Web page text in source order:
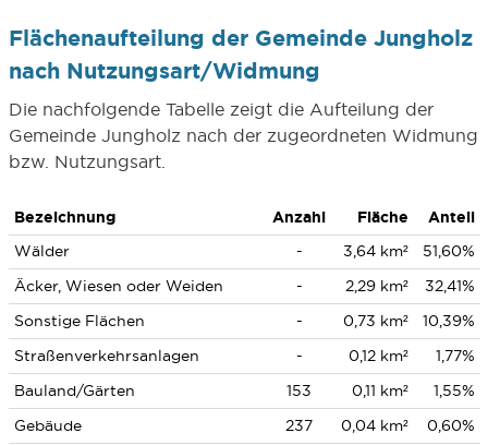
Flächenaufteilung der Gemeinde Jungholz
nach Nutzungsart/Widmung
Die nachfolgende Tabelle zeigt die Aufteilung der
Gemeinde Jungholz nach der zugeordneten Widmung
bzw. Nutzungsart.
Bezeichnung Anzahl Fläche
Anteil
Wälder
- 3,64 km²
51,60%
Äcker, Wiesen oder Weiden
- 2,29 km²
32,41%
Sonstige Flächen
- 0,73 km²
10,39%
Straßenverkehrsanlagen
- 0,12 km²
1,77%
Bauland/Gärten
153 0,11 km²
1,55%
Gebäude
237 0,04 km² 0,60%